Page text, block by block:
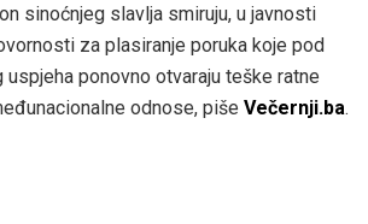
sinoćnjeg slavlja smiruju, u javnosti
za plasiranje poruka koje pod
ponovno otvaraju teške ratne
odnose, piše Večernji.ba.